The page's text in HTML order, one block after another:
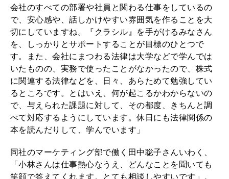
会社のすべての部署や社員と関わる仕事をしているの
で、安心感や、話しかけやすい雰囲気を作ることを大
切にしていますね。『クラシル』を手がけるみなさん
を、しっかりとサポートすることが目標のひとつで
す。また、会社にまつわる法律は大学などで学んでは
いたものの、実務で使ったことがなかったので、株式
に関連する法律などを、日々、あらためて勉強してい
るところです。とはいえ、何が起こるかわからないの
で、与えられた課題に対して、その都度、きちんと調
べて対応するようにしています。休日にも法律関係の
本を読んだりして、学んでいます」
同社のマーケティング部で働く田中聡子さんいわく、
「小林さんは仕事熱心なうえ、どんなことを聞いても
笑顔で答えてくれます。とても相談しやすいです」。